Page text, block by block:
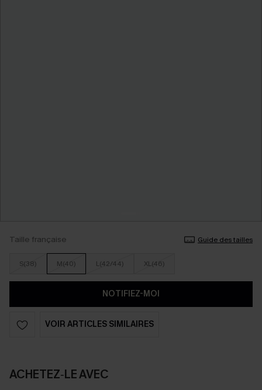
Taille française Guide des tailles
S(38) M(40) L(42/44) XL(46)
NOTIFIEZ-MOI
VOIR ARTICLES SIMILAIRES
ACHETEZ‑LE AVEC